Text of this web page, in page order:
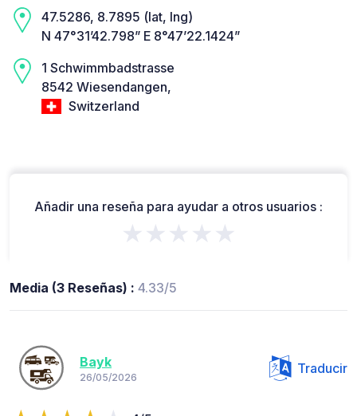
47.5286, 8.7895 (lat, lng)
N 47°31’42.798” E 8°47’22.1424”
1 Schwimmbadstrasse
8542 Wiesendangen,
Switzerland
Añadir una reseña para ayudar a otros usuarios :
★★★★★
Media (3 Reseñas) : 4.33/5
Bayk
26/05/2026
Traducir